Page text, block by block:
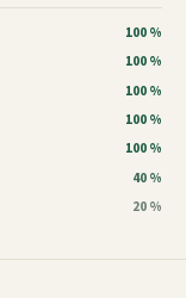
100 %
100 %
100 %
100 %
100 %
40 %
20 %